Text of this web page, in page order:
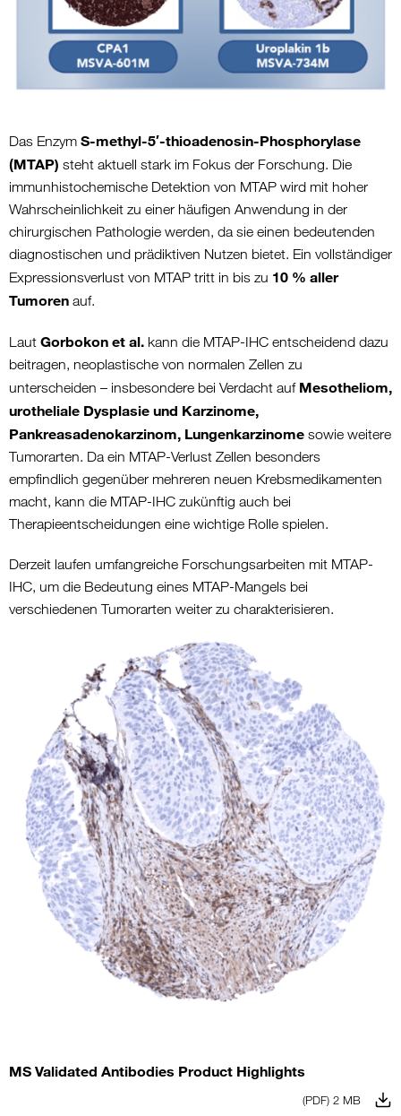
Das Enzym S-methyl-5′-thioadenosin-Phosphorylase
(MTAP) steht aktuell stark im Fokus der Forschung. Die
immunhistochemische Detektion von MTAP wird mit hoher
Wahrscheinlichkeit zu einer häufigen Anwendung in der
chirurgischen Pathologie werden, da sie einen bedeutenden
diagnostischen und prädiktiven Nutzen bietet. Ein vollständiger
Expressionsverlust von MTAP tritt in bis zu 10 % aller
Tumoren auf.
Laut Gorbokon et al. kann die MTAP-IHC entscheidend dazu
beitragen, neoplastische von normalen Zellen zu
unterscheiden – insbesondere bei Verdacht auf Mesotheliom,
urotheliale Dysplasie und Karzinome,
Pankreasadenokarzinom, Lungenkarzinome sowie weitere
Tumorarten. Da ein MTAP-Verlust Zellen besonders
empfindlich gegenüber mehreren neuen Krebsmedikamenten
macht, kann die MTAP-IHC zukünftig auch bei
Therapieentscheidungen eine wichtige Rolle spielen.
Derzeit laufen umfangreiche Forschungsarbeiten mit MTAP-
IHC, um die Bedeutung eines MTAP-Mangels bei
verschiedenen Tumorarten weiter zu charakterisieren.
MS Validated Antibodies Product Highlights
(PDF) 2 MB